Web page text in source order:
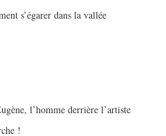
s’égarer dans la vallée
l’homme derrière l’artiste
!